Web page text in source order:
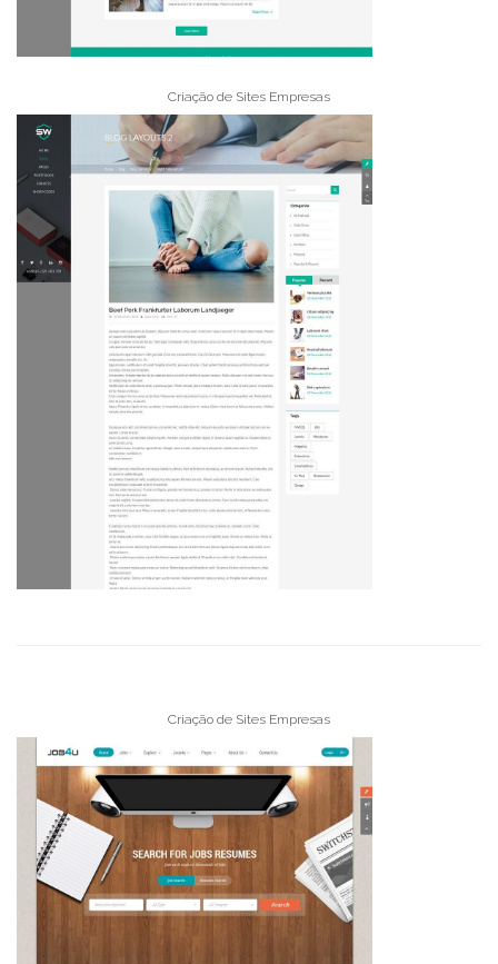
Criação de Sites Empresas
Criação de Sites Empresas